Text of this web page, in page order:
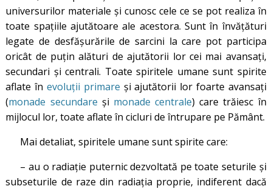
universurilor materiale și cunosc cele ce se pot realiza în
toate spațiile ajutătoare ale acestora. Sunt în învățături
legate de desfășurările de sarcini la care pot participa
oricât de puțin alături de ajutătorii lor cei mai avansați,
secundari și centrali. Toate spiritele umane sunt spirite
aflate în evoluții primare și ajutătorii lor foarte avansați
(monade secundare și monade centrale) care trăiesc în
mijlocul lor, toate aflate în cicluri de întrupare pe Pământ.
Mai detaliat, spiritele umane sunt spirite care:
– au o radiație puternic dezvoltată pe toate seturile și
subseturile de raze din radiația proprie, indiferent dacă